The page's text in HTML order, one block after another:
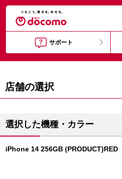
サポート
店舗の選択
選択した機種・カラー
iPhone 14 256GB (PRODUCT)RED